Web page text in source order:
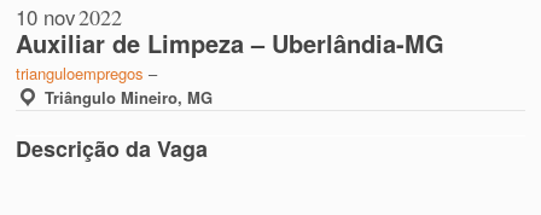
10 nov2022
Auxiliar de Limpeza – Uberlândia-MG
trianguloempregos –
Triângulo Mineiro, MG
Descrição da Vaga